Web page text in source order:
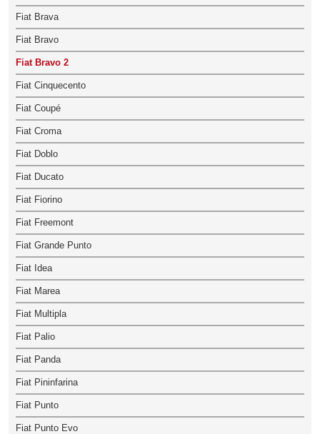
Fiat Brava
Fiat Bravo
Fiat Bravo 2
Fiat Cinquecento
Fiat Coupé
Fiat Croma
Fiat Doblo
Fiat Ducato
Fiat Fiorino
Fiat Freemont
Fiat Grande Punto
Fiat Idea
Fiat Marea
Fiat Multipla
Fiat Palio
Fiat Panda
Fiat Pininfarina
Fiat Punto
Fiat Punto Evo